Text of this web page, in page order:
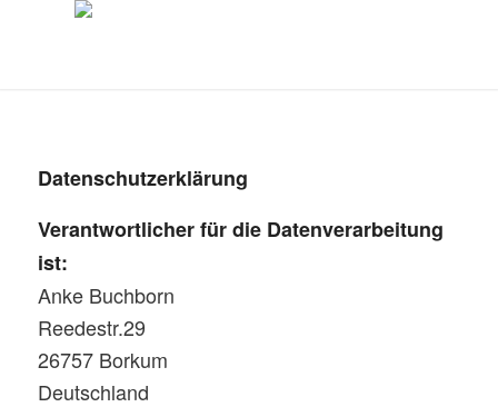
Datenschutzerklärung
Verantwortlicher für die Datenverarbeitung
ist:
Anke Buchborn
Reedestr.29
26757 Borkum
Deutschland